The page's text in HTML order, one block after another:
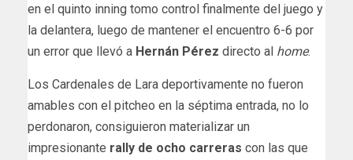
en el quinto inning tomo control finalmente del juego y
la delantera, luego de mantener el encuentro 6-6 por
un error que llevó a Hernán Pérez directo al home.
Los Cardenales de Lara deportivamente no fueron
amables con el pitcheo en la séptima entrada, no lo
perdonaron, consiguieron materializar un
impresionante rally de ocho carreras con las que